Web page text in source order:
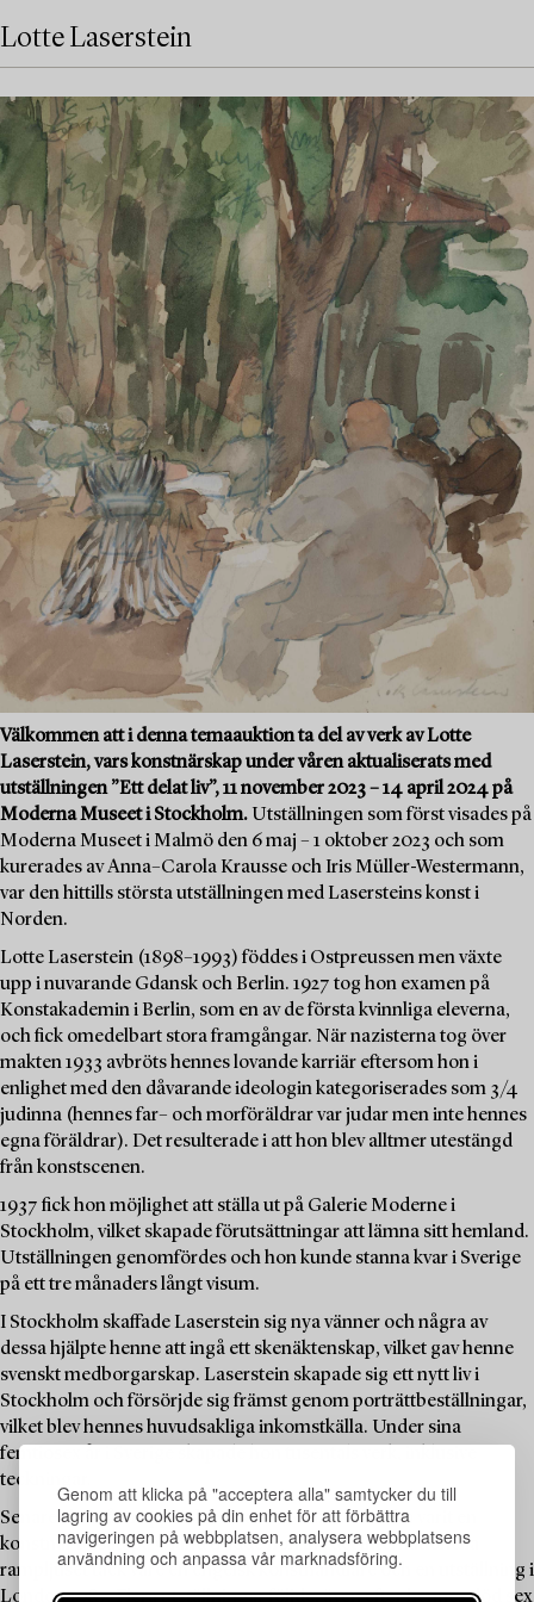
Genom att klicka på "acceptera alla" samtycker du till
lagring av cookies på din enhet för att förbättra
navigeringen på webbplatsen, analysera webbplatsens
användning och anpassa vår marknadsföring.
Lotte Laserstein
Välkommen att i denna temaauktion ta del av verk av Lotte
Laserstein, vars konstnärskap under våren aktualiserats med
utställningen ”Ett delat liv”, 11 november 2023 – 14 april 2024 på
Moderna Museet i Stockholm. Utställningen som först visades på
Moderna Museet i Malmö den 6 maj – 1 oktober 2023 och som
kurerades av Anna–Carola Krausse och Iris Müller-Westermann,
var den hittills största utställningen med Lasersteins konst i
Norden.
Lotte Laserstein (1898–1993) föddes i Ostpreussen men växte
upp i nuvarande Gdansk och Berlin. 1927 tog hon examen på
Konstakademin i Berlin, som en av de första kvinnliga eleverna,
och fick omedelbart stora framgångar. När nazisterna tog över
makten 1933 avbröts hennes lovande karriär eftersom hon i
enlighet med den dåvarande ideologin kategoriserades som 3/4
judinna (hennes far– och morföräldrar var judar men inte hennes
egna föräldrar). Det resulterade i att hon blev alltmer utestängd
från konstscenen.
1937 fick hon möjlighet att ställa ut på Galerie Moderne i
Stockholm, vilket skapade förutsättningar att lämna sitt hemland.
Utställningen genomfördes och hon kunde stanna kvar i Sverige
på ett tre månaders långt visum.
I Stockholm skaffade Laserstein sig nya vänner och några av
dessa hjälpte henne att ingå ett skenäktenskap, vilket gav henne
svenskt medborgarskap. Laserstein skapade sig ett nytt liv i
Stockholm och försörjde sig främst genom porträttbeställningar,
vilket blev hennes huvudsakliga inkomstkälla. Under sina
femtiosex år i Sverige skapade hon tusentals verk, inklusive
teckningar.
Senare i livet återupptäcktes Laserstein. Från att ha varit en
konstnär bosatt på Öland trädde hon in i det internationella
rampljuset tack vare en engelsk konsthandlare och en utställning i
London 1987. Flera utställningar följde, även efter hennes död sex